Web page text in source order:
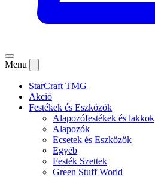
Menu
StarCraft TMG
Akció
Festékek és Eszközök
Alapozófestékek és lakkok
Alapozók
Ecsetek és Eszközök
Egyéb
Festék Szettek
Green Stuff World